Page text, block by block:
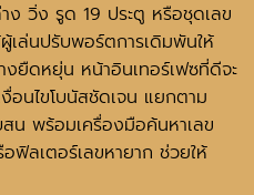
วิ่ง รูด 19 ประตู หรือชุดเลข
เล่นปรับพอร์ตการเดิมพันให้
ยืดหยุ่น หน้าอินเทอร์เฟซที่ดีจะ
อนไขโบนัสชัดเจน แยกตาม
น พร้อมเครื่องมือค้นหาเลข
ลเตอร์เลขหายาก ช่วยให้